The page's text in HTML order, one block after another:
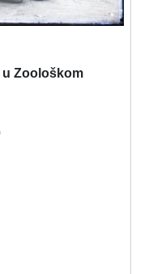
u Zoološkom